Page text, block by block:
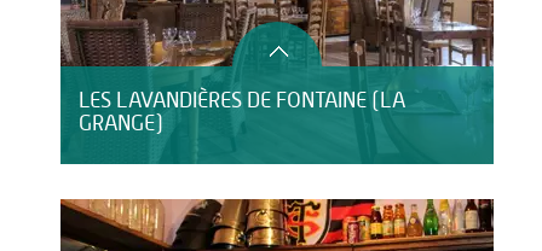
LES LAVANDIÈRES DE FONTAINE (LA
GRANGE)